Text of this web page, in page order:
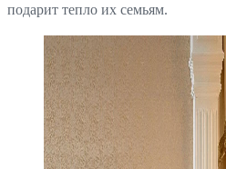
подарит тепло их семьям.